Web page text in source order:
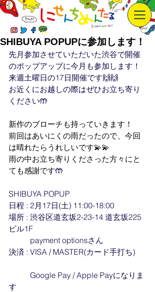
SHIBUYA POPUPに参加します！
先月参加させていただいた渋谷で開催
のポップアップに今月も参加します！
来週土曜日の17日開催です🙌🙌
お近くにお越しの際はぜひお立ち寄り
ください🤲
新作のブローチも持っていきます！
前回はあいにくの雨だったので、今回
は晴れたらうれしいです💫💫
雨の中お立ち寄りくださった方々にと
ても感謝です🤲
SHIBUYA POPUP
日程 : 2月17日(土) 11:00-18:00
場所 : 渋谷区道玄坂2-23-14 道玄坂225
ビル1F
payment optionsさん
決済 : VISA / MASTER(カード手打ち)
Google Pay / Apple Payになりま
す